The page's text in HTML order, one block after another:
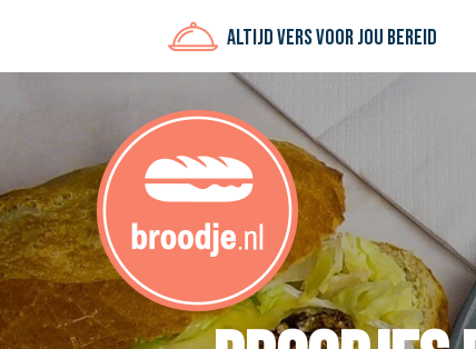
Altijd vers voor jou bereid